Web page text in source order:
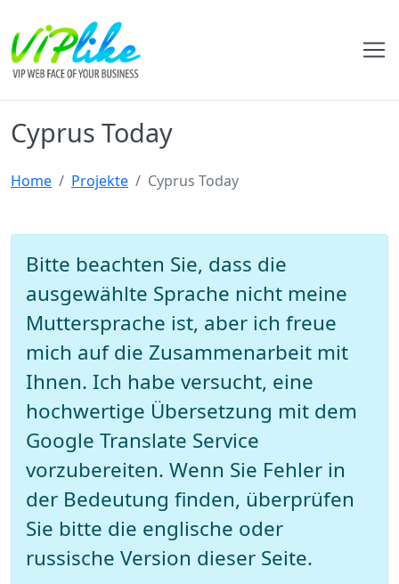
Cyprus Today
Home Projekte Cyprus Today
Bitte beachten Sie, dass die
ausgewählte Sprache nicht meine
Muttersprache ist, aber ich freue
mich auf die Zusammenarbeit mit
Ihnen. Ich habe versucht, eine
hochwertige Übersetzung mit dem
Google Translate Service
vorzubereiten. Wenn Sie Fehler in
der Bedeutung finden, überprüfen
Sie bitte die englische oder
russische Version dieser Seite.